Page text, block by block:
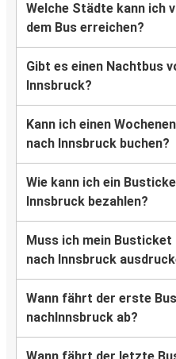
Welche Städte kann ich
dem Bus erreichen?
Gibt es einen Nachtbus
Innsbruck?
Kann ich einen
nach Innsbruck buchen?
Wie kann ich ein
Innsbruck bezahlen?
Muss ich mein
nach Innsbruck
Wann fährt der erste
nachInnsbruck ab?